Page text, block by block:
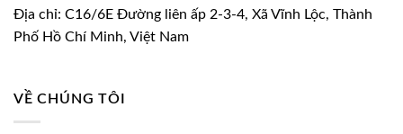
Địa chỉ: C16/6E Đường liên ấp 2-3-4, Xã Vĩnh Lộc, Thành
Phố Hồ Chí Minh, Việt Nam
VỀ CHÚNG TÔI